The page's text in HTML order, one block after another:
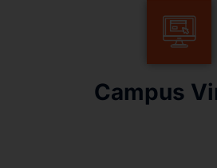
Campus